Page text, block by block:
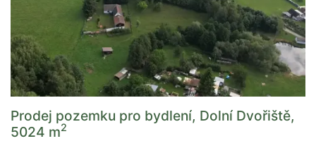
Prodej pozemku pro bydlení, Dolní Dvořiště,
5024 m2